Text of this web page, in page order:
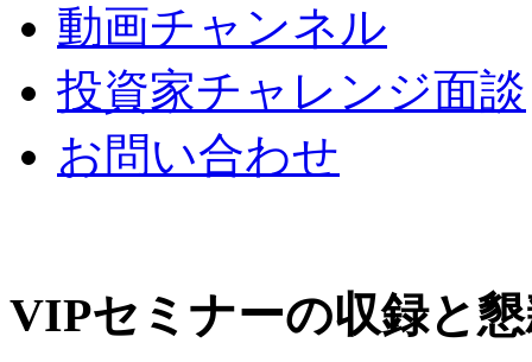
動画チャンネル
投資家チャレンジ面談
お問い合わせ
VIPセミナーの収録と